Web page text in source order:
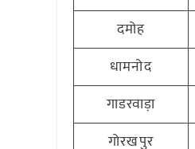
दमोह
धामनोद
गाडरवाड़ा
गोरखपुर